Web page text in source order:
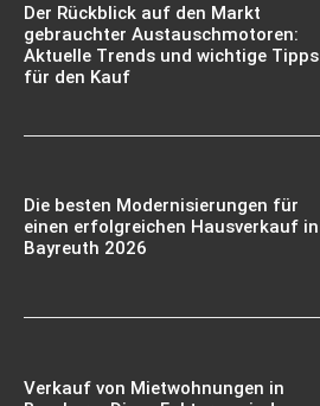
Der Rückblick auf den Markt
gebrauchter Austauschmotoren:
Aktuelle Trends und wichtige Tipps
für den Kauf
Die besten Modernisierungen für
einen erfolgreichen Hausverkauf in
Bayreuth 2026
Verkauf von Mietwohnungen in